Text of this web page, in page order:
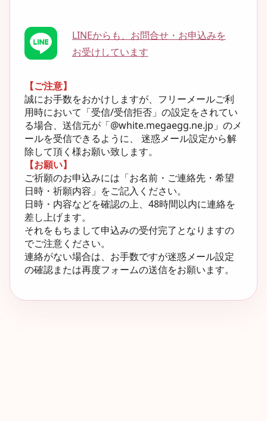
LINEからも、お問合せ・お申込みを
お受けしています
【ご注意】
誠にお手数をおかけしますが、フリーメールご利
用時において「受信/受信拒否」の設定をされてい
る場合、送信元が「@white.megaegg.ne.jp」のメ
ールを受信できるように、 迷惑メール設定から解
除して頂く様お願い致します。
【お願い】
ご祈願のお申込みには「お名前・ご連絡先・希望
日時・祈願内容」をご記入ください。
日時・内容などを確認の上、48時間以内に連絡を
差し上げます。
それをもちまして申込みの受付完了となりますの
でご注意ください。
連絡がない場合は、お手数ですが迷惑メール設定
の確認または再度フォームの送信をお願います。